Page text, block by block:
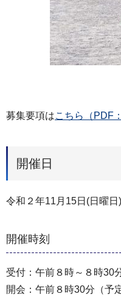
募集要項はこちら（PDF
開催日
令和２年11月15日(日曜
開催時刻
受付：午前８時～８時30
開会：午前８時30分（予